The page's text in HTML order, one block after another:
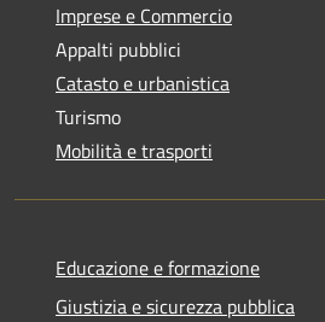
Imprese e Commercio
Appalti pubblici
Catasto e urbanistica
Turismo
Mobilità e trasporti
Educazione e formazione
Giustizia e sicurezza pubblica